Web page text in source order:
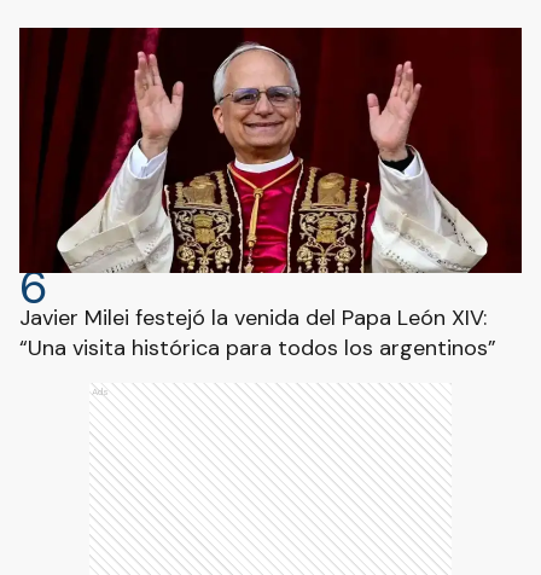
6
Javier Milei festejó la venida del Papa León XIV:
“Una visita histórica para todos los argentinos”
Ads